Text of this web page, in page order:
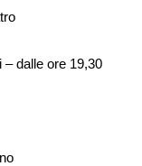
dalle ore 19,30